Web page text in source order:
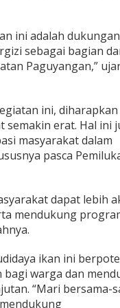
ini adalah
sebagai bagian
Paguyangan,”
ini, diharapkan
semakin erat. Hal ini
masyarakat dalam
pasca
dapat lebih
mendukung
ikan ini
warga dan
“Mari bersama-
Kriminal, Info
Jateng
In Berita,
Politik,